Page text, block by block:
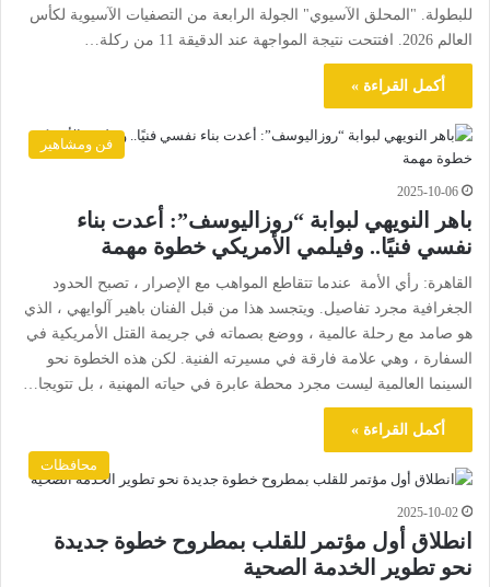
للبطولة. "المحلق الآسيوي" الجولة الرابعة من التصفيات الآسيوية لكأس
العالم 2026. افتتحت نتيجة المواجهة عند الدقيقة 11 من ركلة…
أكمل القراءة »
فن ومشاهير
2025-10-06
باهر النويهي لبوابة “روزاليوسف”: أعدت بناء
نفسي فنيًا.. وفيلمي الأمريكي خطوة مهمة
القاهرة: رأي الأمة عندما تتقاطع المواهب مع الإصرار ، تصبح الحدود
الجغرافية مجرد تفاصيل. ويتجسد هذا من قبل الفنان باهير آلوايهي ، الذي
هو صامد مع رحلة عالمية ، ووضع بصماته في جريمة القتل الأمريكية في
السفارة ، وهي علامة فارقة في مسيرته الفنية. لكن هذه الخطوة نحو
السينما العالمية ليست مجرد محطة عابرة في حياته المهنية ، بل تتويجا…
أكمل القراءة »
محافظات
2025-10-02
انطلاق أول مؤتمر للقلب بمطروح خطوة جديدة
نحو تطوير الخدمة الصحية